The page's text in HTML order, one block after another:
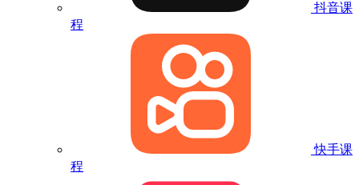
抖音课
程
快手课
程